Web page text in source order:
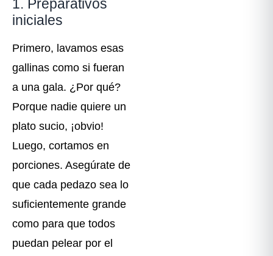
1. Preparativos
iniciales
Primero, lavamos esas
gallinas como si fueran
a una gala. ¿Por qué?
Porque nadie quiere un
plato sucio, ¡obvio!
Luego, cortamos en
porciones. Asegúrate de
que cada pedazo sea lo
suficientemente grande
como para que todos
puedan pelear por el